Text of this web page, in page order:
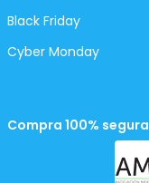
Black Friday
Cyber Monday
Compra 100% segura